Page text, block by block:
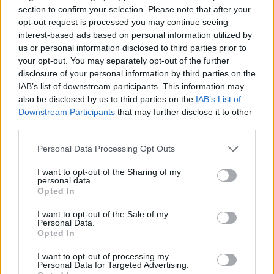
section to confirm your selection. Please note that after your
opt-out request is processed you may continue seeing
interest-based ads based on personal information utilized by
us or personal information disclosed to third parties prior to
your opt-out. You may separately opt-out of the further
disclosure of your personal information by third parties on the
IAB’s list of downstream participants. This information may
also be disclosed by us to third parties on the IAB’s List of
Downstream Participants that may further disclose it to other
Personal Data Processing Opt Outs
I want to opt-out of the Sharing of my
personal data.
Opted In
I want to opt-out of the Sale of my
Personal Data.
Opted In
I want to opt-out of processing my
Personal Data for Targeted Advertising.
notable repercusión que disfruta la capital grancanaria
como destino turístico urbano de primer nivel (con más
de 1,3 millones de pernoctaciones y 376.000 viajeros
de enero a octubre de este año), por lo que ha
desplegado una campaña promocional –en diferentes
plataformas y en varios idiomas- para los visitantes a
En este panorama emergente, la tarjeta turística Live,
en su modalidad física o virtual, resulta de gran utilidad
líneas de Guaguas Municipales a un precio ventajoso y
establecer previamente qué parte de su presupuesto
irá destinado para su movilidad en la ciudad.